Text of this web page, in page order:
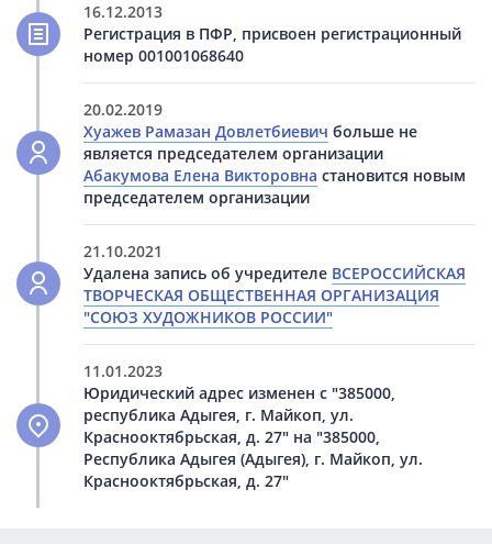
16.12.2013
Регистрация в ПФР, присвоен регистрационный
номер 001001068640
20.02.2019
Хуажев Рамазан Довлетбиевич больше не
является председателем организации
Абакумова Елена Викторовна становится новым
председателем организации
21.10.2021
Удалена запись об учредителе ВСЕРОССИЙСКАЯ
ТВОРЧЕСКАЯ ОБЩЕСТВЕННАЯ ОРГАНИЗАЦИЯ
"СОЮЗ ХУДОЖНИКОВ РОССИИ"
11.01.2023
Юридический адрес изменен с "385000,
республика Адыгея, г. Майкоп, ул.
Краснооктябрьская, д. 27" на "385000,
Республика Адыгея (Адыгея), г. Майкоп, ул.
Краснооктябрьская, д. 27"